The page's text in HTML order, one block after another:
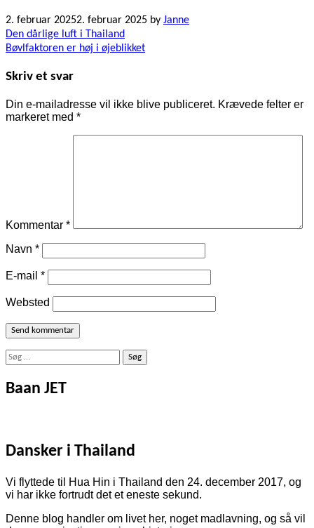
2. februar 20252. februar 2025 by Janne
Indlægsnavigation
Den dårlige luft i Thailand
Bøvlfaktoren er høj i øjeblikket
Skriv et svar
Din e-mailadresse vil ikke blive publiceret. Krævede felter er
markeret med *
Kommentar *
Navn *
E-mail *
Websted
Søg
Baan JET
Dansker i Thailand
Vi flyttede til Hua Hin i Thailand den 24. december 2017, og
vi har ikke fortrudt det et eneste sekund.
Denne blog handler om livet her, noget madlavning, og så vil